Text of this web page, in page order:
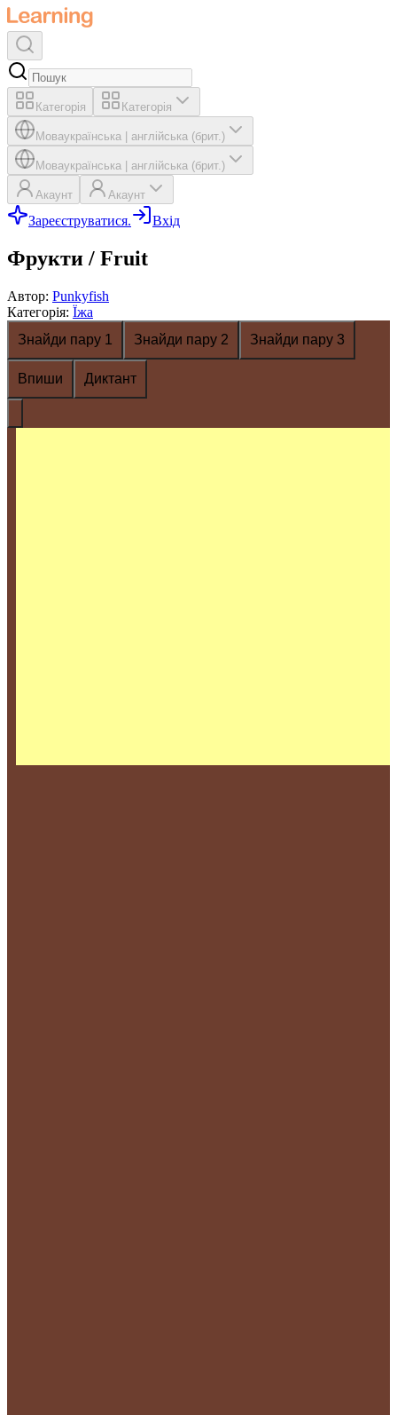
Категорія Категорія
Моваукраїнська англійська (брит.)
Моваукраїнська англійська (брит.)
Акаунт Акаунт
Зареєструватися. Вхід
Фрукти / Fruit
Автор: Punkyfish
Категорія: Їжа
Знайди пару 1
Знайди пару 2 Знайди пару 3
Впиши Диктант